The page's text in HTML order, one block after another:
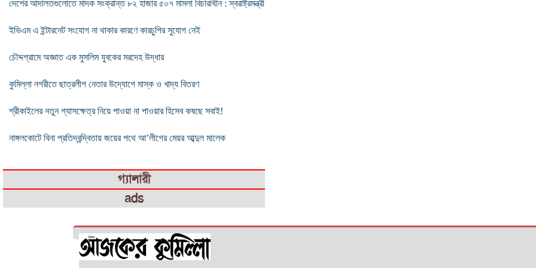
দেশের আদালতগুলোতে মাদক সংক্রান্ত ৮২ হাজার ৫০৭ মামলা বিচারাধীন : স্বরাষ্ট্রমন্ত্রী
ইভিএম এ ইন্টারনেট সংযােগ না থাকার কারণে কারচুপির সুযােগ নেই
চৌদ্দগ্রামে অজ্ঞাত এক মুসলিম যুবকের মরদেহ উদ্ধার
কুমিল্লা নগরীতে ছাত্রলীগ নেতার উদ্যোগে মাস্ক ও খাদ্য বিতরণ
শ্রীকাইলের নতুন গ্যাসক্ষেত্র নিয়ে পাওয়া না পাওয়ার হিসেব কষছে সবাই!
নাঙ্গলকোটে বিনা প্রতিদ্বন্দ্বিতায় জয়ের পথে আ’লীগের মেয়র আব্দুল মালেক
গ্যালারী
ads